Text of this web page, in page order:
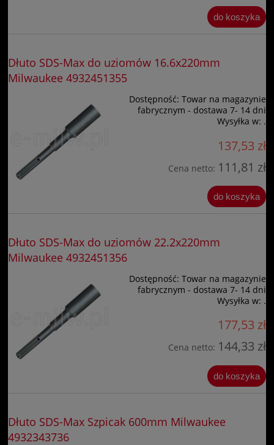
do koszyka
Dłuto SDS-Max do uziomów 16.6x220mm
Milwaukee 4932451355
Dostępność: Towar na magazynie
fabrycznym - dostawa 7- 14 dni
Wysyłka w: .
137,53 zł
Cena netto: 111,81 zł
do koszyka
Dłuto SDS-Max do uziomów 22.2x220mm
Milwaukee 4932451356
Dostępność: Towar na magazynie
fabrycznym - dostawa 7- 14 dni
Wysyłka w: .
177,53 zł
Cena netto: 144,33 zł
do koszyka
Dłuto SDS-Max Szpicak 600mm Milwaukee
4932343736